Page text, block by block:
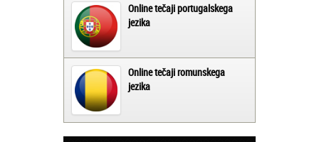
Online tečaji portugalskega
jezika
Online tečaji romunskega
jezika